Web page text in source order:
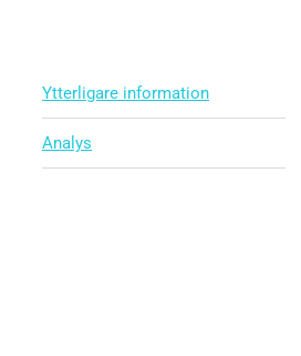
Ytterligare information
Analys